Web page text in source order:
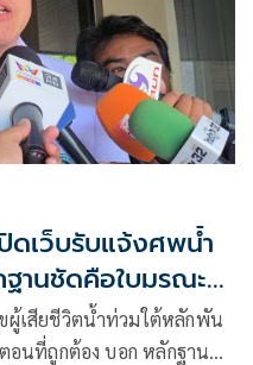
ดเว็บรับแจ้งศพน้ำ
านชัดคือใบมรณะ
ผู้เสียชีวิตน้ำท่วมใต้หลักพัน​
นที่ถูกต้อง บอก​ หลักฐานชัด